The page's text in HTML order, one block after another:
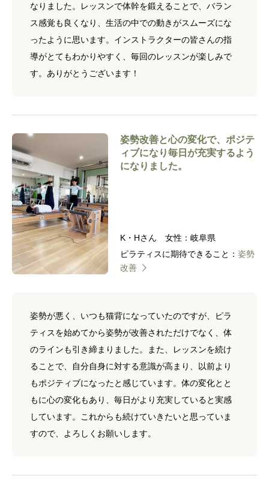
なりました。レッスンで体幹を鍛えることで、バラン
ス感覚も良くなり、生活の中での動きがスムーズにな
ったように思います。インストラクターの皆さんの指
導がとてもわかりやすく、毎回のレッスンが楽しみで
す。ありがとうございます！
姿勢改善と心の変化で、ポジテ
ィブになり毎日が充実するよう
になりました。
K・Hさん 女性：岐阜県
ピラティスに期待できること： 姿勢
改善
姿勢が悪く、いつも猫背になっていたのですが、ピラ
ティスを始めてから姿勢が改善されただけでなく、体
のラインも引き締まりました。また、レッスンを続け
ることで、自分自身に対する意識が高まり、以前より
もポジティブになったと感じています。体の変化とと
もに心の変化もあり、毎日がより充実していると実感
しています。これからも続けていきたいと思っていま
すので、よろしくお願いします。